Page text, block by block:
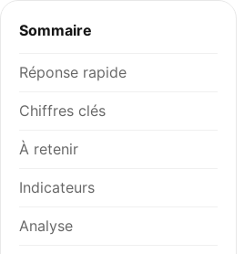
Sommaire
Réponse rapide
Chiffres clés
À retenir
Indicateurs
Analyse